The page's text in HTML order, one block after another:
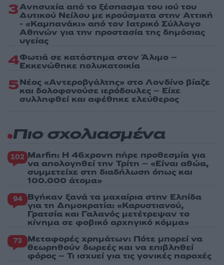
3Ανησυχία από το ξέσπασμα του ιού του
Δυτικού Νείλου με κρούσματα στην Αττική
- «Καμπανάκι» από τον Ιατρικό Σύλλογο
Αθηνών για την προστασία της δημόσιας
υγείας
4Φωτιά σε κατάστημα στον Άλιμο –
Εκκενώθηκε πολυκατοικία
5Νέος «Αντεροβγάλτης» στο Λονδίνο βίαζε
και δολοφονούσε ιερόδουλες – Είχε
συλληφθεί και αφέθηκε ελεύθερος
Πιο σχολιασμένα
102 Marfin: Η 46χρονη πήρε προθεσμία για
να απολογηθεί την Τρίτη – «Είναι αθώα,
συμμετείχε στη διαδήλωση όπως και
100.000 άτομα»
94 Βγήκαν ξανά τα μαχαίρια στην Ελπίδα
για τη Δημοκρατία: «Καρυστιανού,
Γρατσία και Γαλανός μετέτρεψαν το
κίνημα σε φοβικό αρχηγικό κόμμα»
73 Μεταφορές χρημάτων: Πότε μπορεί να
θεωρηθούν δωρεές και να επιβληθεί
φόρος – Τι ισχυεί για τις γονικές παροχές